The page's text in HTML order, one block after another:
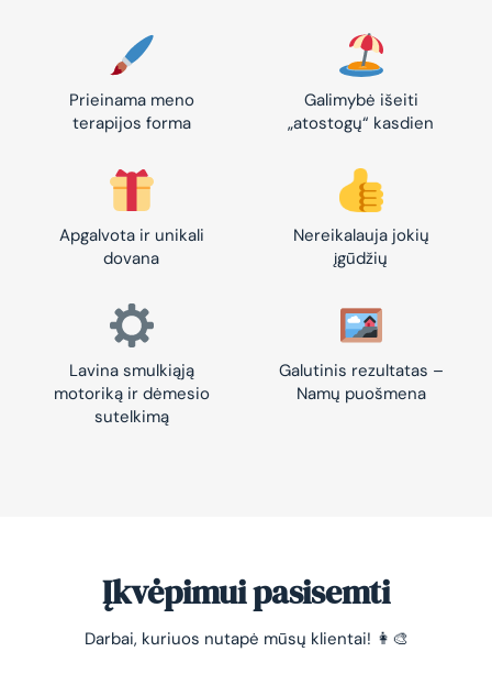
Prieinama meno
terapijos forma
Galimybė išeiti
„atostogų“ kasdien
Apgalvota ir unikali
dovana
Nereikalauja jokių
įgūdžių
Lavina smulkiąją
motoriką ir dėmesio
sutelkimą
Galutinis rezultatas –
Namų puošmena
Įkvėpimui pasisemti
Darbai, kuriuos nutapė mūsų klientai! 👩‍🎨